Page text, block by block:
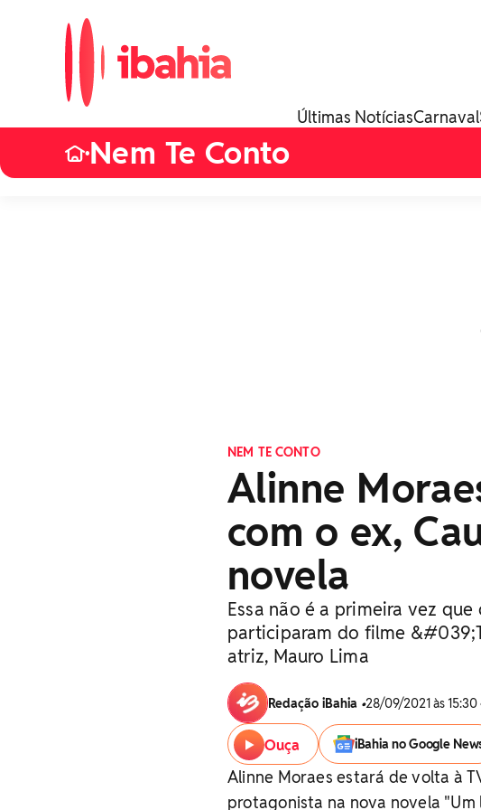
Últimas NotíciasCarnaval
•Nem Te Conto
NEM TE CONTO
Alinne
com o ex,
novela
Essa não é a primeira vez
participaram do filme
atriz, Mauro Lima
Redação iBahia •28/09/2021 às
Ouça iBahia no Google
Alinne Moraes estará de volta à
protagonista na nova novela "Um